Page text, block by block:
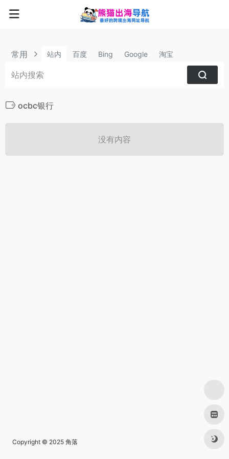
常用 站内 百度 Bing Google 淘宝
ocbc银行
没有内容
Copyright © 2025 角落